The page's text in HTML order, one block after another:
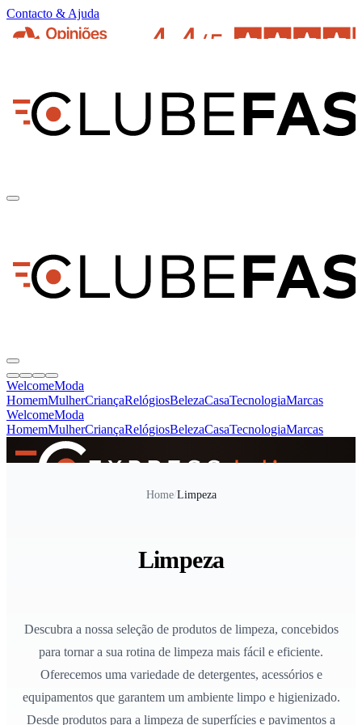
Contacto & Ajuda
WelcomeModa
HomemMulherCriançaRelógiosBelezaCasaTecnologiaMarcas
WelcomeModa
HomemMulherCriançaRelógiosBelezaCasaTecnologiaMarcas
Home/Limpeza
Limpeza
Descubra a nossa seleção de produtos de limpeza, concebidos
para tornar a sua rotina de limpeza mais fácil e eficiente.
Oferecemos uma variedade de detergentes, acessórios e
equipamentos que garantem um ambiente limpo e higienizado.
Desde produtos para a limpeza de superfícies e pavimentos a